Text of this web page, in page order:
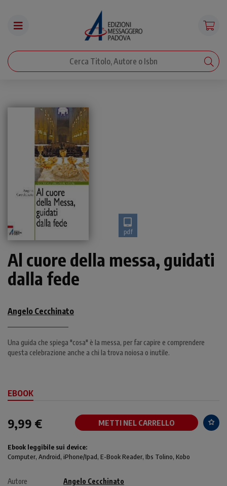
pdf
Al cuore della messa, guidati
dalla fede
Angelo Cecchinato
Una guida che spiega "cosa" è la messa, per far capire e comprendere
questa celebrazione anche a chi la trova noiosa o inutile.
EBOOK
9,99 € METTI NEL CARRELLO
Ebook leggibile sui device:
Computer, Android, iPhone/Ipad, E-Book Reader, Ibs Tolino, Kobo
Autore
Angelo Cecchinato